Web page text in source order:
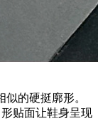
的硬挺廓形。
贴面让鞋身呈现